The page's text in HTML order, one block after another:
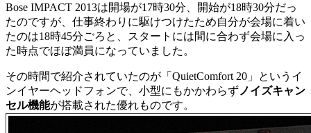
Bose IMPACT 2013は開場が17時30分、開始が18時30分だっ
たのですが、仕事終わりに駆けつけたため自分が会場に着い
たのは18時45分ごろと、スタートには間に合わず会場に入っ
た時点でほぼ満員になっていました。
その時間で紹介されていたのが「QuietComfort 20」というイ
ンイヤーヘッドフォンで、小型にもかかわらず ノイズキャン
セル機能が搭載された優れものです。